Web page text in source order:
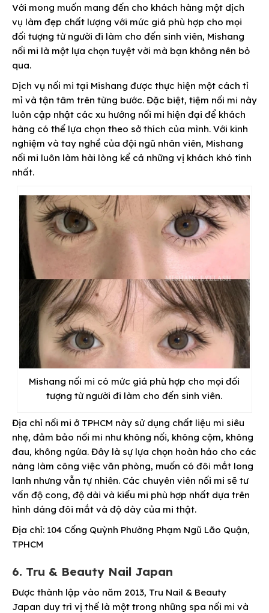
Với mong muốn mang đến cho khách hàng một dịch
vụ làm đẹp chất lượng với mức giá phù hợp cho mọi
đối tượng từ người đi làm cho đến sinh viên, Mishang
nối mi là một lựa chọn tuyệt vời mà bạn không nên bỏ
qua.
Dịch vụ nối mi tại Mishang được thực hiện một cách tỉ
mỉ và tận tâm trên từng bước. Đặc biệt, tiệm nối mi này
luôn cập nhật các xu hướng nối mi hiện đại để khách
hàng có thể lựa chọn theo sở thích của mình. Với kinh
nghiệm và tay nghề của đội ngũ nhân viên, Mishang
nối mi luôn làm hài lòng kể cả những vị khách khó tính
nhất.
Mishang nối mi có mức giá phù hợp cho mọi đối
tượng từ người đi làm cho đến sinh viên.
Địa chỉ nối mi ở TPHCM này sử dụng chất liệu mi siêu
nhẹ, đảm bảo nối mi như không nối, không cộm, không
đau, không ngứa. Đây là sự lựa chọn hoàn hảo cho các
nàng làm công việc văn phòng, muốn có đôi mắt long
lanh nhưng vẫn tự nhiên. Các chuyên viên nối mi sẽ tư
vấn độ cong, độ dài và kiểu mi phù hợp nhất dựa trên
hình dáng đôi mắt và độ dày của mi thật.
Địa chỉ: 104 Cống Quỳnh Phường Phạm Ngũ Lão Quận,
TPHCM
6. Tru & Beauty Nail Japan
Được thành lập vào năm 2013, Tru Nail & Beauty
Japan duy trì vị thế là một trong những spa nối mi và